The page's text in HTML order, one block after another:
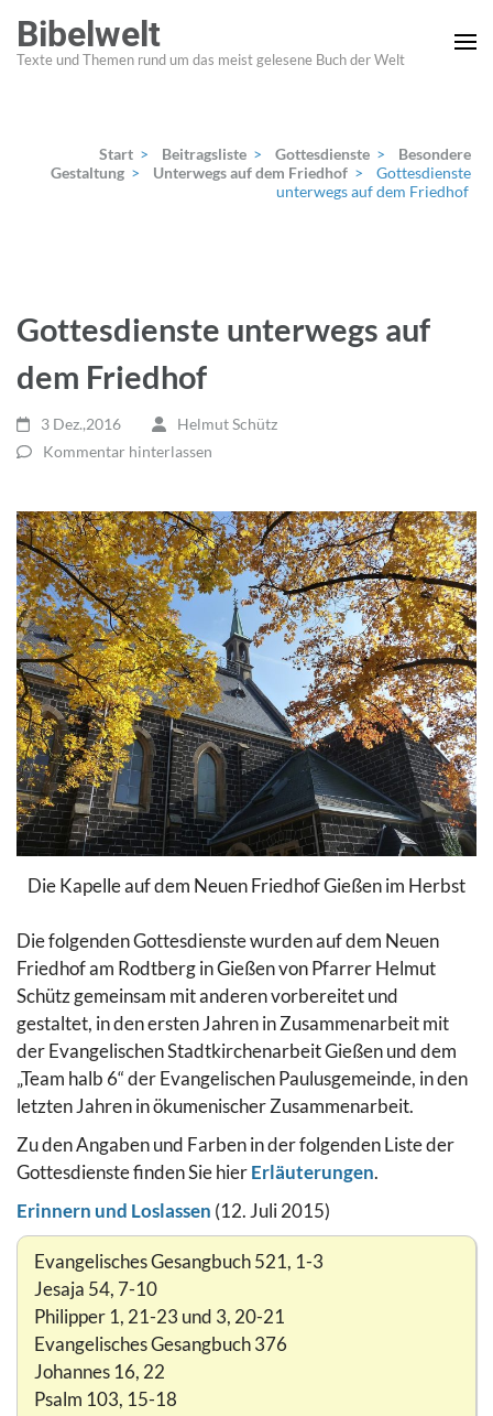
Inhalt
springen
Bibelwelt
Texte und Themen rund um das meist gelesene Buch der Welt
Start > Beitragsliste > Gottesdienste >
Besondere
Gestaltung > Unterwegs auf dem Friedhof >
Gottesdienste
unterwegs auf dem Friedhof
Gottesdienste unterwegs auf
dem Friedhof
3 Dez.,2016
Helmut Schütz
Kommentar hinterlassen
Die Kapelle auf dem Neuen Friedhof Gießen im Herbst
Die folgenden Gottesdienste wurden auf dem Neuen
Friedhof am Rodtberg in Gießen von Pfarrer Helmut
Schütz gemeinsam mit anderen vorbereitet und
gestaltet, in den ersten Jahren in Zusammenarbeit mit
der Evangelischen Stadtkirchenarbeit Gießen und dem
„Team halb 6“ der Evangelischen Paulusgemeinde, in den
letzten Jahren in ökumenischer Zusammen­arbeit.
Zu den Angaben und Farben in der folgenden Liste der
Gottesdienste finden Sie hierErläuterungen.
Erinnern und Loslassen (12. Juli 2015)
Evangelisches Gesangbuch 521, 1-3
Jesaja 54, 7-10
Philipper 1, 21-23 und 3, 20-21
Evangelisches Gesangbuch 376
Johannes 16, 22
Psalm 103, 15-18